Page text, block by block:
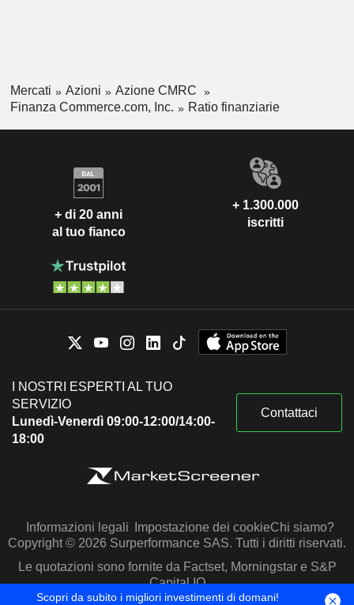
Mercati Azioni
Azione CMRC
Finanza Commerce.com, Inc.
Ratio finanziarie
+ di 20 anni
al tuo fianco
+ 1.300.000
iscritti
I NOSTRI ESPERTI AL TUO
SERVIZIO
Lunedì-Venerdì 09:00-12:00/14:00-
18:00
Contattaci
Informazioni legali Impostazione dei cookieChi siamo?
Copyright © 2026 Surperformance SAS. Tutti i diritti riservati.
Le quotazioni sono fornite da Factset, Morningstar e S&P
Capital IQ
Scopri da subito i migliori investimenti di domani!